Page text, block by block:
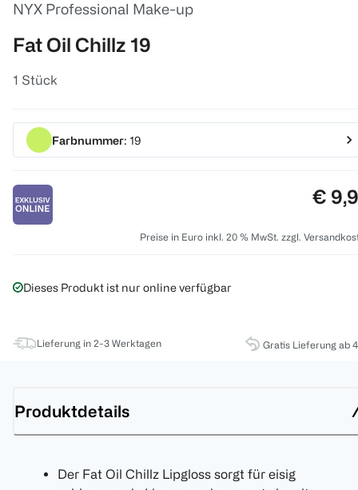
NYX Professional Make-up
Fat Oil Chillz 19
1 Stück
Farbnummer: 19
€
Preise in Euro inkl. 20 % MwSt. zzgl.
Dieses Produkt ist nur online verfügbar
Lieferung in 2-3 Werktagen Gratis Lieferung ab
Produktdetails
Der Fat Oil Chillz Lipgloss sorgt für eisig